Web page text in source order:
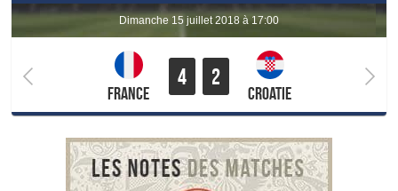
dimanche 15 juillet 2018 à 17:00
France
4 2
Croatie